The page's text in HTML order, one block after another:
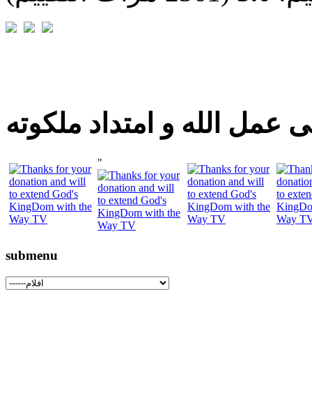
عمل الله و امتداد ملكوته
"
submenu